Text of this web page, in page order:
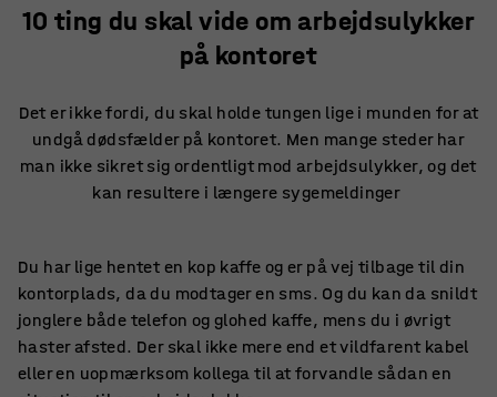
10 ting du skal vide om arbejdsulykker
på kontoret
Det er ikke fordi, du skal holde tungen lige i munden for at
undgå dødsfælder på kontoret. Men mange steder har
man ikke sikret sig ordentligt mod arbejdsulykker, og det
kan resultere i længere sygemeldinger
Du har lige hentet en kop kaffe og er på vej tilbage til din
kontorplads, da du modtager en sms. Og du kan da snildt
jonglere både telefon og glohed kaffe, mens du i øvrigt
haster afsted. Der skal ikke mere end et vildfarent kabel
eller en uopmærksom kollega til at forvandle sådan en